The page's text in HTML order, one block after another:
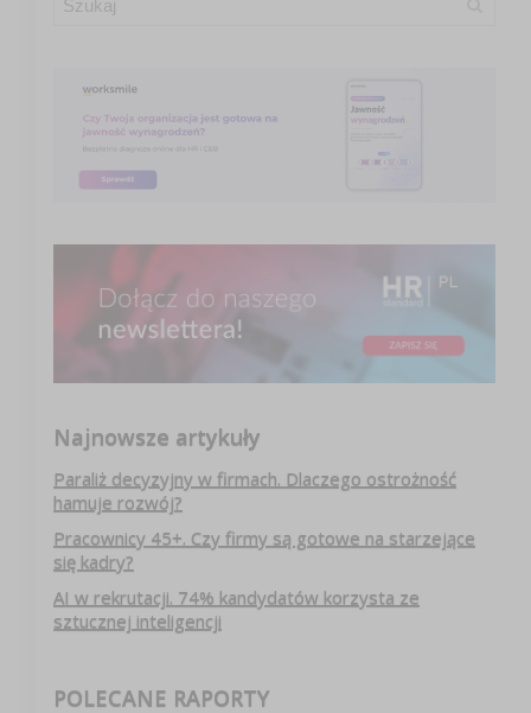
Najnowsze artykuły
Paraliż decyzyjny w firmach. Dlaczego ostrożność
hamuje rozwój?
Pracownicy 45+. Czy firmy są gotowe na starzejące
się kadry?
AI w rekrutacji. 74% kandydatów korzysta ze
sztucznej inteligencji
POLECANE RAPORTY